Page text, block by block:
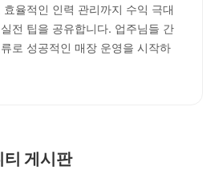
율적인 인력 관리까지 수익 극대
전 팁을 공유합니다. 업주님들 간
로 성공적인 매장 운영을 시작하
티 게시판